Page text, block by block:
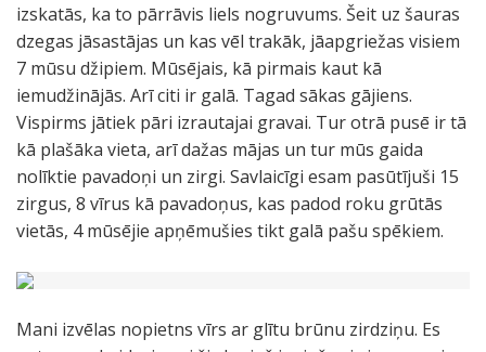
izskatās, ka to pārrāvis liels nogruvums. Šeit uz šauras
dzegas jāsastājas un kas vēl trakāk, jāapgriežas visiem
7 mūsu džipiem. Mūsējais, kā pirmais kaut kā
iemudžinājās. Arī citi ir galā. Tagad sākas gājiens.
Vispirms jātiek pāri izrautajai gravai. Tur otrā pusē ir tā
kā plašāka vieta, arī dažas mājas un tur mūs gaida
nolīktie pavadoņi un zirgi. Savlaicīgi esam pasūtījuši 15
zirgus, 8 vīrus kā pavadoņus, kas padod roku grūtās
vietās, 4 mūsējie apņēmušies tikt galā pašu spēkiem.
Mani izvēlas nopietns vīrs ar glītu brūnu zirdziņu. Es